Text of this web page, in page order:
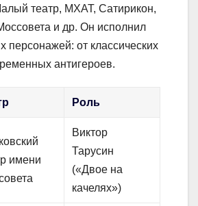
театр, МХАТ, Сатирикон,
и др. Он исполнил
персонажей: от классических
антигероев.
Роль
имени
Виктор
Тарусин
(«Двое на
качелях»)